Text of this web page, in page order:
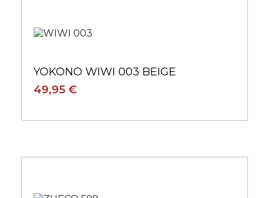
YOKONO WIWI 003 BEIGE
49,95 €